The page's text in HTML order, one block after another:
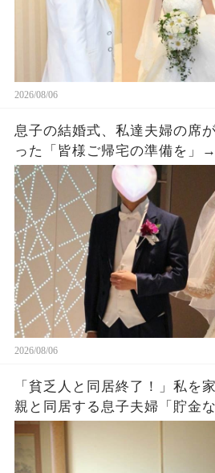
2026/08/06
息子の結婚式、私達夫婦の席
った「皆様ご帰宅の準備を」
になった結婚式に息子夫婦は
2026/08/06
「貧乏人と同居終了！」私を
親と同居する息子夫婦「貯金
ら用済みでーすw」1週間後、